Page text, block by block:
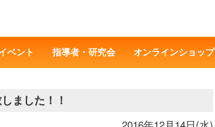
ベント 指導者・研究会 オンラインショップ
ました！！